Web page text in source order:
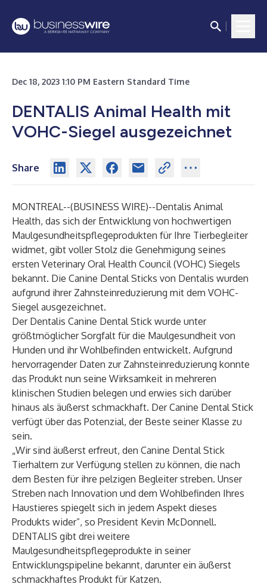
Dec 18, 2023 1:10 PM Eastern Standard Time
DENTALIS Animal Health mit
VOHC-Siegel ausgezeichnet
Share
MONTREAL--(BUSINESS WIRE)--Dentalis Animal
Health, das sich der Entwicklung von hochwertigen
Maulgesundheitspflegeprodukten für Ihre Tierbegleiter
widmet, gibt voller Stolz die Genehmigung seines
ersten Veterinary Oral Health Council (VOHC) Siegels
bekannt. Die Canine Dental Sticks von Dentalis wurden
aufgrund ihrer Zahnsteinreduzierung mit dem VOHC-
Siegel ausgezeichnet.
Der Dentalis Canine Dental Stick wurde unter
größtmöglicher Sorgfalt für die Maulgesundheit von
Hunden und ihr Wohlbefinden entwickelt. Aufgrund
hervorragender Daten zur Zahnsteinreduzierung konnte
das Produkt nun seine Wirksamkeit in mehreren
klinischen Studien belegen und erwies sich darüber
hinaus als äußerst schmackhaft. Der Canine Dental Stick
verfügt über das Potenzial, der Beste seiner Klasse zu
sein.
„Wir sind äußerst erfreut, den Canine Dental Stick
Tierhaltern zur Verfügung stellen zu können, die nach
dem Besten für ihre pelzigen Begleiter streben. Unser
Streben nach Innovation und dem Wohlbefinden Ihres
Haustieres spiegelt sich in jedem Aspekt dieses
Produkts wider”, so President Kevin McDonnell.
DENTALIS gibt drei weitere
Maulgesundheitspflegeprodukte in seiner
Entwicklungspipeline bekannt, darunter ein äußerst
schmackhaftes Produkt für Katzen.